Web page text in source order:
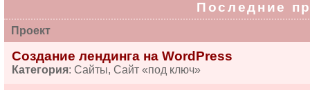
Последние
Проект
Создание лендинга на WordPress
Категория: Сайты, Сайт «под ключ»